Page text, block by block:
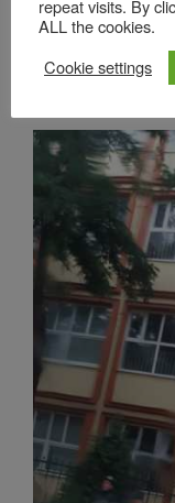
repeat visits. By
ALL the cookies.
Cookie settings